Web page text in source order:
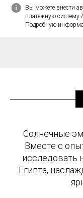
Вы можете внести
платежную систему
Подробную
Солнечные
Вместе с
исследовать
Египта,